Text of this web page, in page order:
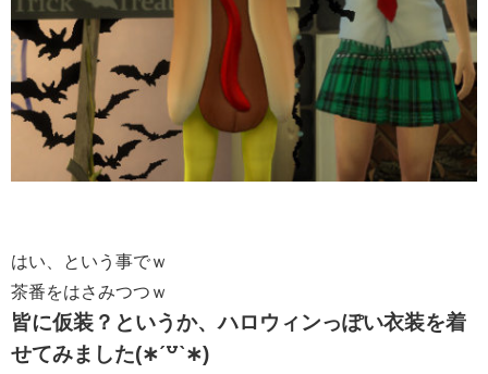
はい、という事でｗ
茶番をはさみつつｗ
皆に仮装？というか、ハロウィンっぽい衣装を着
せてみました(∗ˊ꒵ˋ∗)